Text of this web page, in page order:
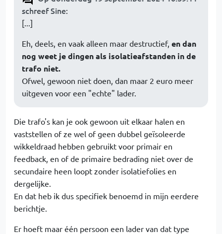
schreef Sine:
[...]
Eh, deels, en vaak alleen maar destructief, en dan
nog weet je dingen als isolatieafstanden in de
trafo niet.
Ofwel, gewoon niet doen, dan maar 2 euro meer
uitgeven voor een "echte" lader.
Die trafo's kan je ook gewoon uit elkaar halen en
vaststellen of ze wel of geen dubbel geïsoleerde
wikkeldraad hebben gebruikt voor primair en
feedback, en of de primaire bedrading niet over de
secundaire heen loopt zonder isolatiefolies en
dergelijke.
En dat heb ik dus specifiek benoemd in mijn eerdere
berichtje.
Er hoeft maar één persoon een lader van dat type